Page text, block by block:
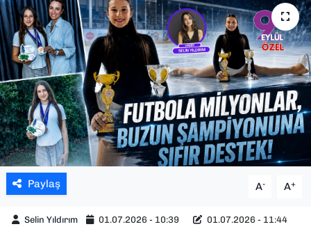
Paylaş A- A+
Selin Yıldırım 01.07.2026 - 10:39 01.07.2026 - 11:44
SPOR
TEKNOLOJİ
YAŞAM
YEREL YÖNETİMLER